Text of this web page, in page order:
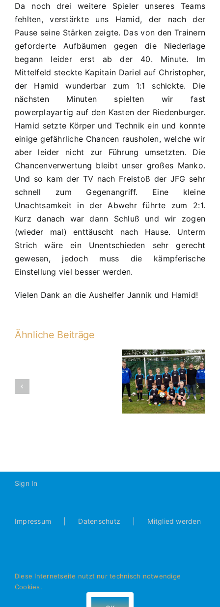
Da noch drei weitere Spieler unseres Teams
fehlten, verstärkte uns Hamid, der nach der
Pause seine Stärken zeigte. Das von den Trainern
geforderte Aufbäumen gegen die Niederlage
begann leider erst ab der 40. Minute. Im
Mittelfeld steckte Kapitain Dariel auf Christopher,
der Hamid wunderbar zum 1:1 schickte. Die
nächsten Minuten spielten wir fast
powerplayartig auf den Kasten der Riedenburger.
Hamid setzte Körper und Technik ein und konnte
einige gefährliche Chancen rausholen, welche wir
aber leider nicht zur Führung umsetzten. Die
Chancenverwertung bleibt unser großes Manko.
Und so kam der TV nach Freistoß der JFG sehr
schnell zum Gegenangriff. Eine kleine
Unachtsamkeit in der Abwehr führte zum 2:1.
Kurz danach war dann Schluß und wir zogen
(wieder mal) enttäuscht nach Hause. Unterm
Strich wäre ein Unentschieden sehr gerecht
gewesen, jedoch muss die kämpferische
Einstellung viel besser werden.
Vielen Dank an die Aushelfer Jannik und Hamid!
Ähnliche Beiträge
21. PS: SG
Willenhofen –
D2 2:2 (0:1)
Sign In
Impressum Datenschutz Mitglied werden
© Alle Rechte vorbehalten - JFG Donautal Bad Abbach e.V.
- 93077 Bad Abbach
Diese Internetseite nutzt nur technisch notwendige
Cookies.